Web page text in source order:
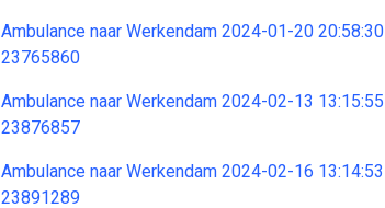
Ambulance naar Werkendam 2024-01-20 20:58:30
23765860
Ambulance naar Werkendam 2024-02-13 13:15:55
23876857
Ambulance naar Werkendam 2024-02-16 13:14:53
23891289